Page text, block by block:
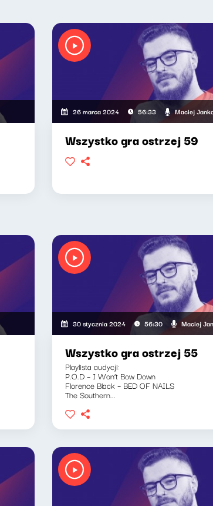
26 marca 2024 56:33 Maciej
Wszystko gra ostrzej 59
30 stycznia 2024 56:30 Maciej
Wszystko gra ostrzej 55
Playlista audycji:
P.O.D – I Won’t Bow Down
Florence Black – BED OF NAILS
The Southern...